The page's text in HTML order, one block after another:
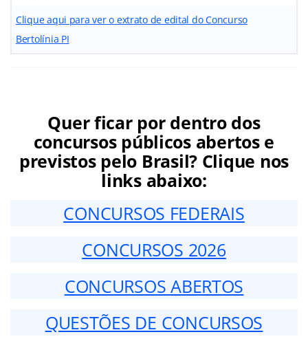
Clique aqui para ver o extrato de edital do Concurso
Bertolínia PI
Quer ficar por dentro dos
concursos públicos abertos e
previstos pelo Brasil? Clique nos
links abaixo:
CONCURSOS FEDERAIS
CONCURSOS 2026
CONCURSOS ABERTOS
QUESTÕES DE CONCURSOS